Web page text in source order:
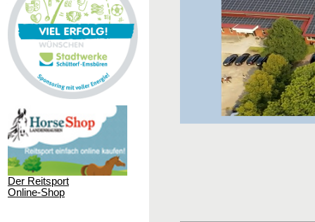
Der Reitsport
Online-Shop